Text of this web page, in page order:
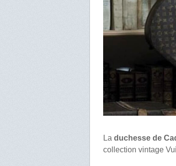
Laduchesse de
collection vintage